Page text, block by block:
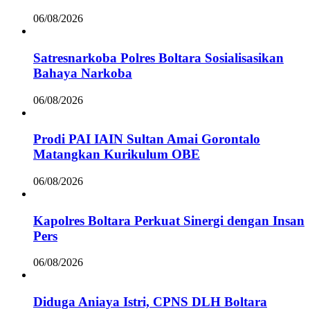
06/08/2026
Satresnarkoba Polres Boltara Sosialisasikan
Bahaya Narkoba
06/08/2026
Prodi PAI IAIN Sultan Amai Gorontalo
Matangkan Kurikulum OBE
06/08/2026
Kapolres Boltara Perkuat Sinergi dengan Insan
Pers
06/08/2026
Diduga Aniaya Istri, CPNS DLH Boltara